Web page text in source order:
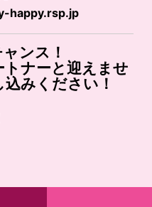
happy.rsp.jp
ンス！
ナーと迎えませ
みください！